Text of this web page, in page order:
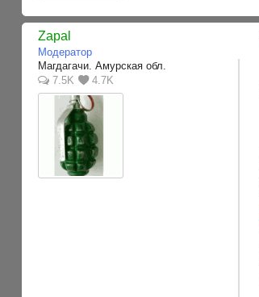
Zapal
Модератор
Магдагачи. Амурская обл.
7.5K
4.7K